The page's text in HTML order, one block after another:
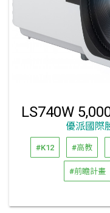
優派國際
#K12 #高教
#前瞻計畫